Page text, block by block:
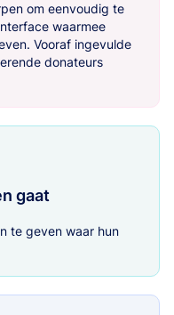
om eenvoudig te
waarmee
Vooraf ingevulde
donateurs
gaat
te geven waar hun